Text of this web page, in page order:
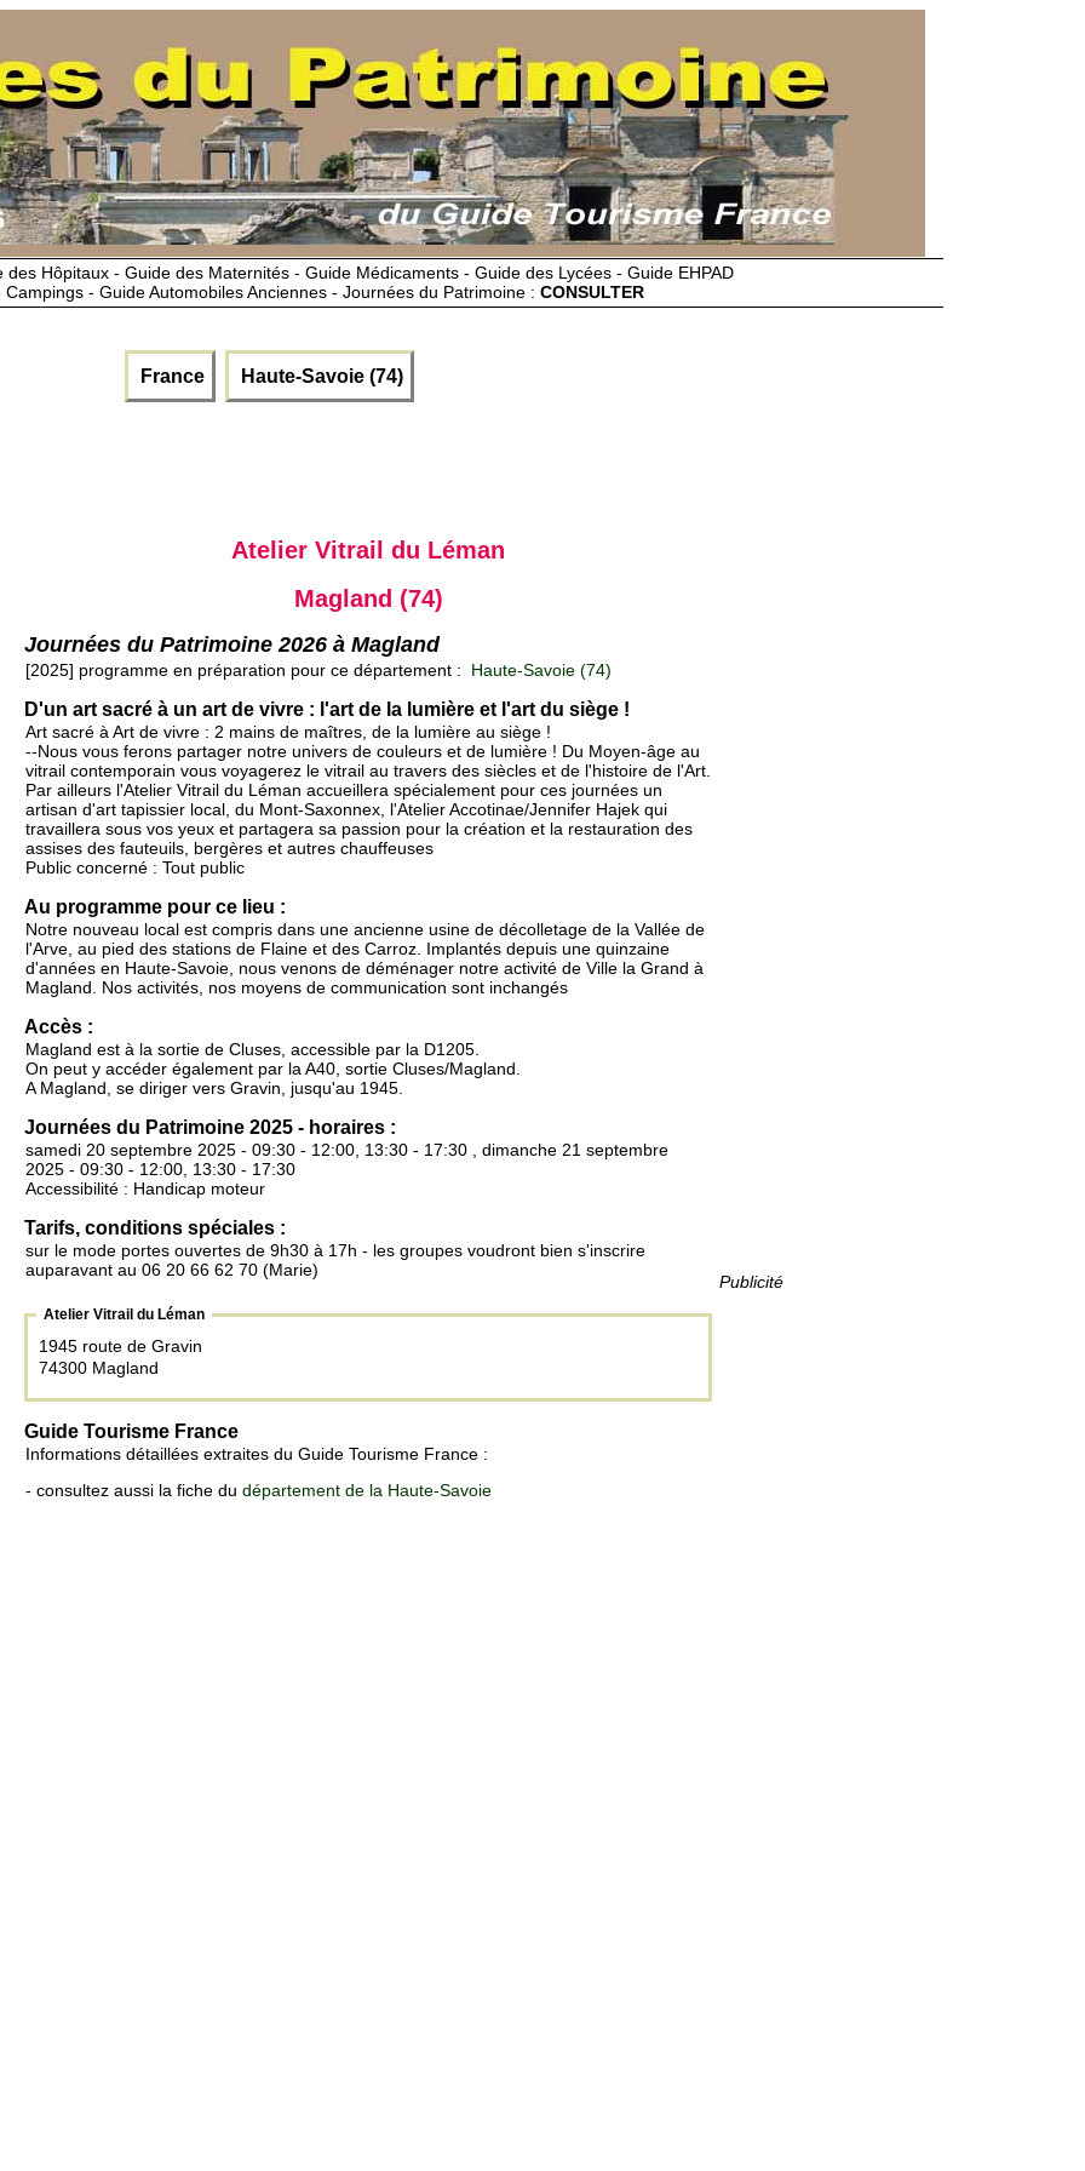
Hôpitaux - Guide des Maternités - Guide Médicaments - Guide des Lycées - Guide EHPAD
- Guide Automobiles Anciennes - Journées du Patrimoine : CONSULTER
France Haute-Savoie (74)
Publicité
Atelier Vitrail du Léman
Magland (74)
Journées du Patrimoine 2026 à Magland
[2025] programme en préparation pour ce département : Haute-Savoie (74)
D'un art sacré à un art de vivre : l'art de la lumière et l'art du siège !
Art sacré à Art de vivre : 2 mains de maîtres, de la lumière au siège !
--Nous vous ferons partager notre univers de couleurs et de lumière ! Du Moyen-âge au
vitrail contemporain vous voyagerez le vitrail au travers des siècles et de l'histoire de l'Art.
Par ailleurs l'Atelier Vitrail du Léman accueillera spécialement pour ces journées un
artisan d'art tapissier local, du Mont-Saxonnex, l'Atelier Accotinae/Jennifer Hajek qui
travaillera sous vos yeux et partagera sa passion pour la création et la restauration des
assises des fauteuils, bergères et autres chauffeuses
Public concerné : Tout public
Au programme pour ce lieu :
Notre nouveau local est compris dans une ancienne usine de décolletage de la Vallée de
l'Arve, au pied des stations de Flaine et des Carroz. Implantés depuis une quinzaine
d'années en Haute-Savoie, nous venons de déménager notre activité de Ville la Grand à
Magland. Nos activités, nos moyens de communication sont inchangés
Accès :
Magland est à la sortie de Cluses, accessible par la D1205.
On peut y accéder également par la A40, sortie Cluses/Magland.
A Magland, se diriger vers Gravin, jusqu'au 1945.
Journées du Patrimoine 2025 - horaires :
samedi 20 septembre 2025 - 09:30 - 12:00, 13:30 - 17:30 , dimanche 21 septembre
2025 - 09:30 - 12:00, 13:30 - 17:30
Accessibilité : Handicap moteur
Tarifs, conditions spéciales :
sur le mode portes ouvertes de 9h30 à 17h - les groupes voudront bien s'inscrire
auparavant au 06 20 66 62 70 (Marie)
Atelier Vitrail du Léman
1945 route de Gravin
74300 Magland
Guide Tourisme France
Informations détaillées extraites du Guide Tourisme France :
- consultez aussi la fiche du département de la Haute-Savoie